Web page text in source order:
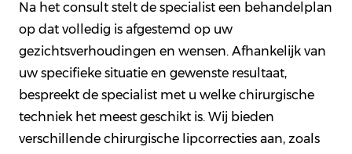
Na het consult stelt de specialist een behandelplan
op dat volledig is afgestemd op uw
gezichtsverhoudingen en wensen. Afhankelijk van
uw specifieke situatie en gewenste resultaat,
bespreekt de specialist met u welke chirurgische
techniek het meest geschikt is. Wij bieden
verschillende chirurgische lipcorrecties aan, zoals